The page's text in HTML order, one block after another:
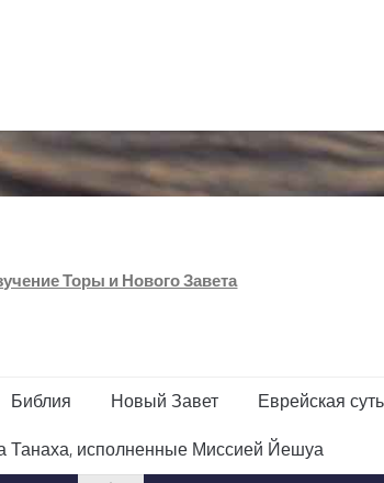
Торы и Нового Завета
Библия Новый Завет Еврейская
Танаха, исполненные Миссией Йешуа